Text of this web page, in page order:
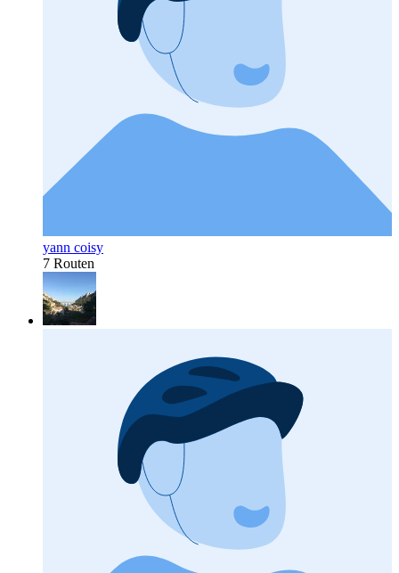
yann coisy
7 Routen